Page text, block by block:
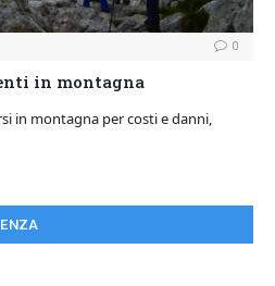
0
in montagna
in montagna per costi e danni,